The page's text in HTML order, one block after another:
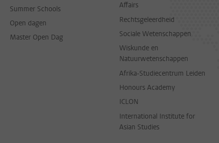
Summer Schools
Open dagen
Master Open Dag
Affairs
Rechtsgeleerdheid
Sociale Wetenschappen
Wiskunde en
Natuurwetenschappen
Afrika-Studiecentrum Leiden
Honours Academy
ICLON
International Institute for
Asian Studies